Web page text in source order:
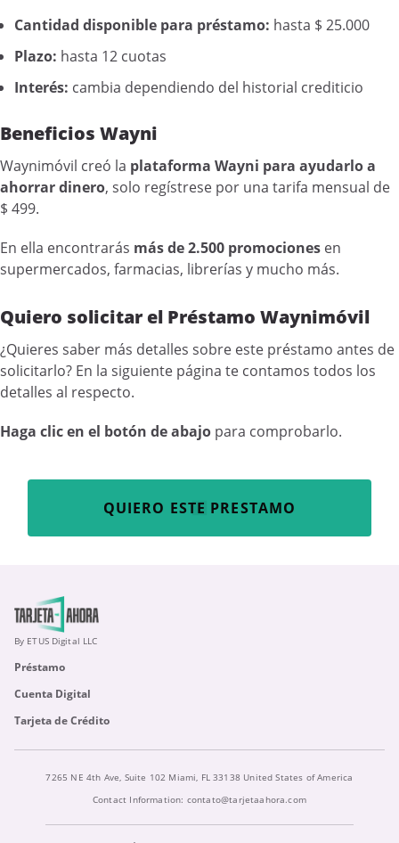
Cantidad disponible para préstamo: hasta $ 25.000
Plazo: hasta 12 cuotas
Interés: cambia dependiendo del historial crediticio
Beneficios Wayni
Waynimóvil creó la plataforma Wayni para ayudarlo a
ahorrar dinero, solo regístrese por una tarifa mensual de
$ 499.
En ella encontrarás más de 2.500 promociones en
supermercados, farmacias, librerías y mucho más.
Quiero solicitar el Préstamo Waynimóvil
¿Quieres saber más detalles sobre este préstamo antes de
solicitarlo? En la siguiente página te contamos todos los
detalles al respecto.
Haga clic en el botón de abajo para comprobarlo.
QUIERO ESTE PRESTAMO
By ETUS Digital LLC
Préstamo
Cuenta Digital
Tarjeta de Crédito
7265 NE 4th Ave, Suite 102 Miami, FL 33138 United States of America
Contact Information: contato@tarjetaahora.com